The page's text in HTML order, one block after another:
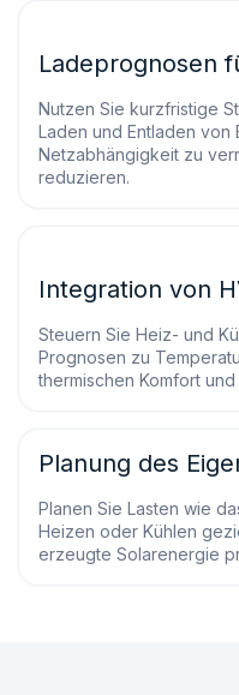
Ladeprognosen
Nutzen Sie kurzfristige
Laden und Entladen
Netzabhängigkeit zu
reduzieren.
Integration von
Steuern Sie Heiz- und
Prognosen zu
thermischen Komfort
Planung des
Planen Sie Lasten wie
Heizen oder Kühlen
erzeugte Solarenergie